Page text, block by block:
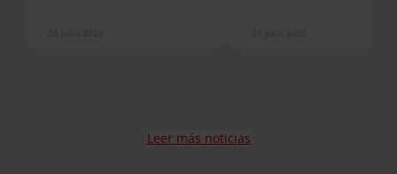
Leer más noticias